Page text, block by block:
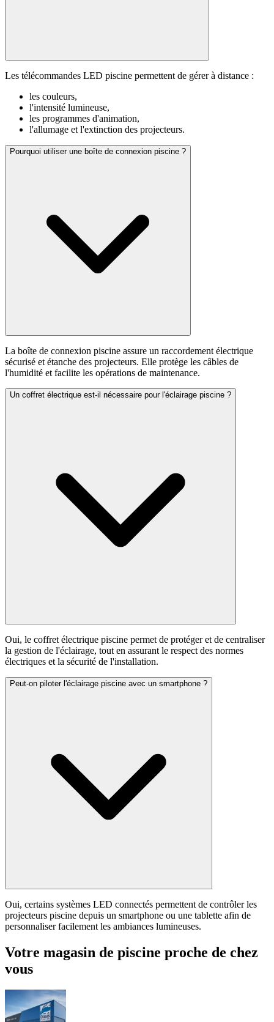
Les télécommandes LED piscine permettent de gérer à distance :
les couleurs,
l'intensité lumineuse,
les programmes d'animation,
l'allumage et l'extinction des projecteurs.
Pourquoi utiliser une boîte de connexion piscine ?
La boîte de connexion piscine assure un raccordement électrique
sécurisé et étanche des projecteurs. Elle protège les câbles de
l'humidité et facilite les opérations de maintenance.
Un coffret électrique est-il nécessaire pour l'éclairage piscine ?
Oui, le coffret électrique piscine permet de protéger et de centraliser
la gestion de l'éclairage, tout en assurant le respect des normes
électriques et la sécurité de l'installation.
Peut-on piloter l'éclairage piscine avec un smartphone ?
Oui, certains systèmes LED connectés permettent de contrôler les
projecteurs piscine depuis un smartphone ou une tablette afin de
personnaliser facilement les ambiances lumineuses.
Votre magasin de piscine proche de chez
vous